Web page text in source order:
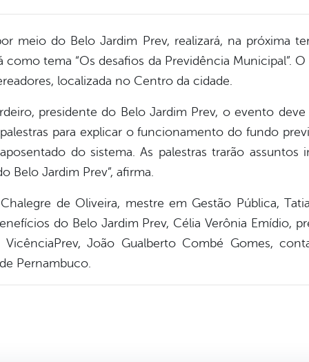
meio do Belo Jardim Prev, realizará, na próxima
como tema “Os desafios da Previdência Municipal”.
localizada no Centro da cidade.
presidente do Belo Jardim Prev, o evento
para explicar o funcionamento do fundo
do sistema. As palestras trarão assuntos
Belo Jardim Prev”, afirma.
de Oliveira, mestre em Gestão Pública,
do Belo Jardim Prev, Célia Verônia Emídio,
VicênciaPrev, João Gualberto Combé Gomes,
Pernambuco.